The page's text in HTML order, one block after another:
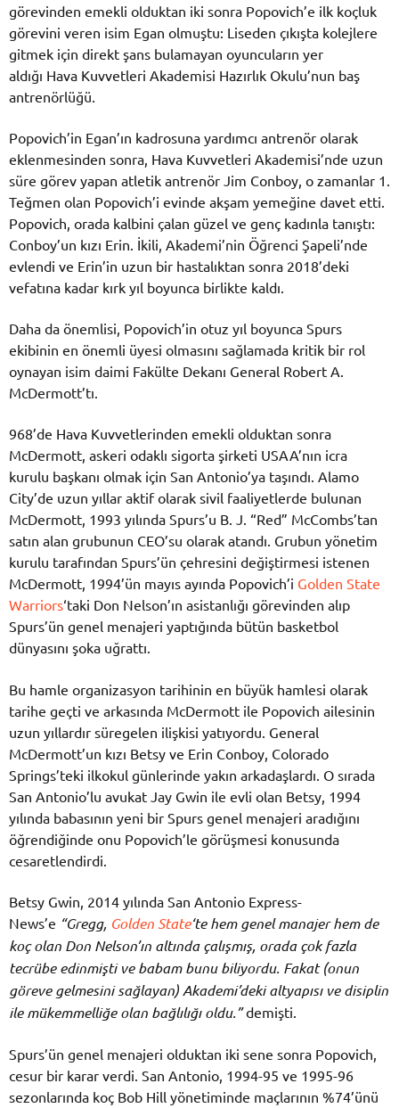
görevinden emekli olduktan iki sonra Popovich’e ilk koçluk
görevini veren isim Egan olmuştu: Liseden çıkışta kolejlere
gitmek için direkt şans bulamayan oyuncuların yer
aldığı Hava Kuvvetleri Akademisi Hazırlık Okulu’nun baş
antrenörlüğü.
Popovich’in Egan’ın kadrosuna yardımcı antrenör olarak
eklenmesinden sonra, Hava Kuvvetleri Akademisi’nde uzun
süre görev yapan atletik antrenör Jim Conboy, o zamanlar 1.
Teğmen olan Popovich’i evinde akşam yemeğine davet etti.
Popovich, orada kalbini çalan güzel ve genç kadınla tanıştı:
Conboy’un kızı Erin. İkili, Akademi’nin Öğrenci Şapeli’nde
evlendi ve Erin’in uzun bir hastalıktan sonra 2018’deki
vefatına kadar kırk yıl boyunca birlikte kaldı.
Daha da önemlisi, Popovich’in otuz yıl boyunca Spurs
ekibinin en önemli üyesi olmasını sağlamada kritik bir rol
oynayan isim daimi Fakülte Dekanı General Robert A.
McDermott’tı.
968’de Hava Kuvvetlerinden emekli olduktan sonra
McDermott, askeri odaklı sigorta şirketi USAA’nın icra
kurulu başkanı olmak için San Antonio’ya taşındı. Alamo
City’de uzun yıllar aktif olarak sivil faaliyetlerde bulunan
McDermott, 1993 yılında Spurs’u B. J. “Red” McCombs’tan
satın alan grubunun CEO’su olarak atandı. Grubun yönetim
kurulu tarafından Spurs’ün çehresini değiştirmesi istenen
McDermott, 1994’ün mayıs ayında Popovich’i Golden State
Warriors‘taki Don Nelson’ın asistanlığı görevinden alıp
Spurs’ün genel menajeri yaptığında bütün basketbol
dünyasını şoka uğrattı.
Bu hamle organizasyon tarihinin en büyük hamlesi olarak
tarihe geçti ve arkasında McDermott ile Popovich ailesinin
uzun yıllardır süregelen ilişkisi yatıyordu. General
McDermott’un kızı Betsy ve Erin Conboy, Colorado
Springs’teki ilkokul günlerinde yakın arkadaşlardı. O sırada
San Antonio’lu avukat Jay Gwin ile evli olan Betsy, 1994
yılında babasının yeni bir Spurs genel menajeri aradığını
öğrendiğinde onu Popovich’le görüşmesi konusunda
cesaretlendirdi.
Betsy Gwin, 2014 yılında San Antonio Express-
News’e “Gregg, Golden State‘te hem genel manajer hem de
koç olan Don Nelson’ın altında çalışmış, orada çok fazla
tecrübe edinmişti ve babam bunu biliyordu. Fakat (onun
göreve gelmesini sağlayan) Akademi’deki altyapısı ve disiplin
ile mükemmelliğe olan bağlılığı oldu.”demişti.
Spurs’ün genel menajeri olduktan iki sene sonra Popovich,
cesur bir karar verdi. San Antonio, 1994-95 ve 1995-96
sezonlarında koç Bob Hill yönetiminde maçlarının %74’ünü